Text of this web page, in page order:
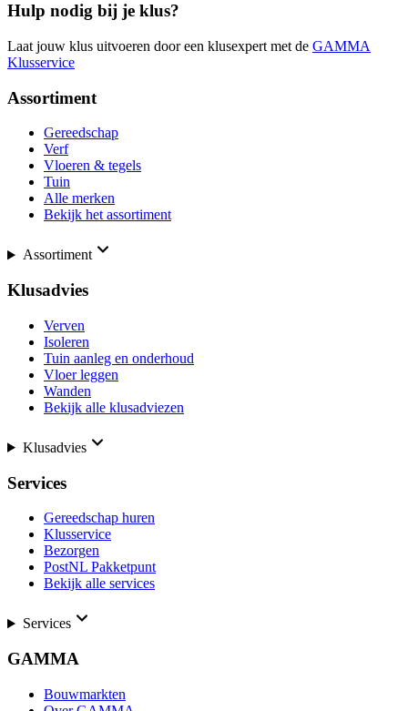
Hulp nodig bij je klus?
Laat jouw klus uitvoeren door een klusexpert met de GAMMA
Klusservice
Assortiment
Gereedschap
Verf
Vloeren & tegels
Tuin
Alle merken
Bekijk het assortiment
Assortiment
Klusadvies
Verven
Isoleren
Tuin aanleg en onderhoud
Vloer leggen
Wanden
Bekijk alle klusadviezen
Klusadvies
Services
Gereedschap huren
Klusservice
Bezorgen
PostNL Pakketpunt
Bekijk alle services
Services
GAMMA
Bouwmarkten